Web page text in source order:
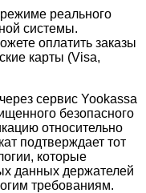
реального
системы.
оплатить заказы
карты (Visa,
сервис Yookassa
безопасного
относительно
подтверждает тот
которые
данных держателей
требованиям.